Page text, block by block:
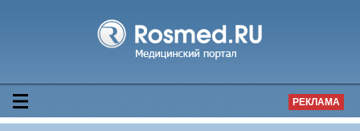
РЕКЛАМА